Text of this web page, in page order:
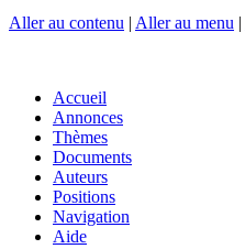
Aller au contenu | Aller au menu |
Accueil
Annonces
Thèmes
Documents
Auteurs
Positions
Navigation
Aide